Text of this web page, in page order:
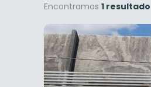
Encontramos 1 resultado